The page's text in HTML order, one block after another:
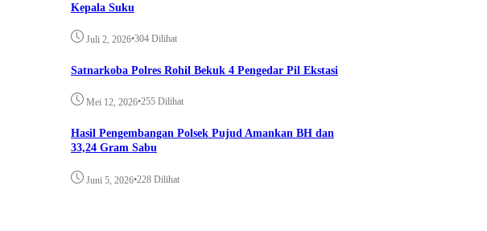
Kepala Suku
Juli 2, 2026•304 Dilihat
Satnarkoba Polres Rohil Bekuk 4 Pengedar Pil Ekstasi
Mei 12, 2026•255 Dilihat
Hasil Pengembangan Polsek Pujud Amankan BH dan
33,24 Gram Sabu
Juni 5, 2026•228 Dilihat